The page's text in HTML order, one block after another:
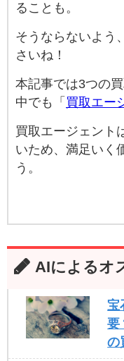
ることも。
そうならないよう
さいね！
本記事では3つの
中でも「 買取エー
買取エージェント
いため、満足いく
う。
AIによるオ
宝
要
の